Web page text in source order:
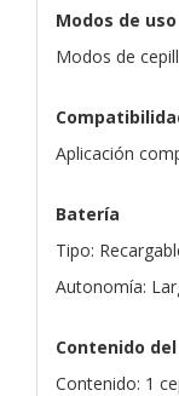
Modos de uso
Modos de
Aplicación
Batería
Tipo:
Autonomía:
Contenido
Contenido: 1